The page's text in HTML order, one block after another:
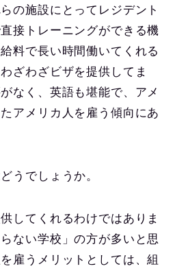
の施設にとってレジデント
接トレーニングができる機
料で長い時間働いてくれる
ざわざビザを提供してま
なく、英語も堪能で、アメ
アメリカ人を雇う傾向にあ
うでしょうか。
してくれるわけではありま
ない学校」の方が多いと思
雇うメリットとしては、組